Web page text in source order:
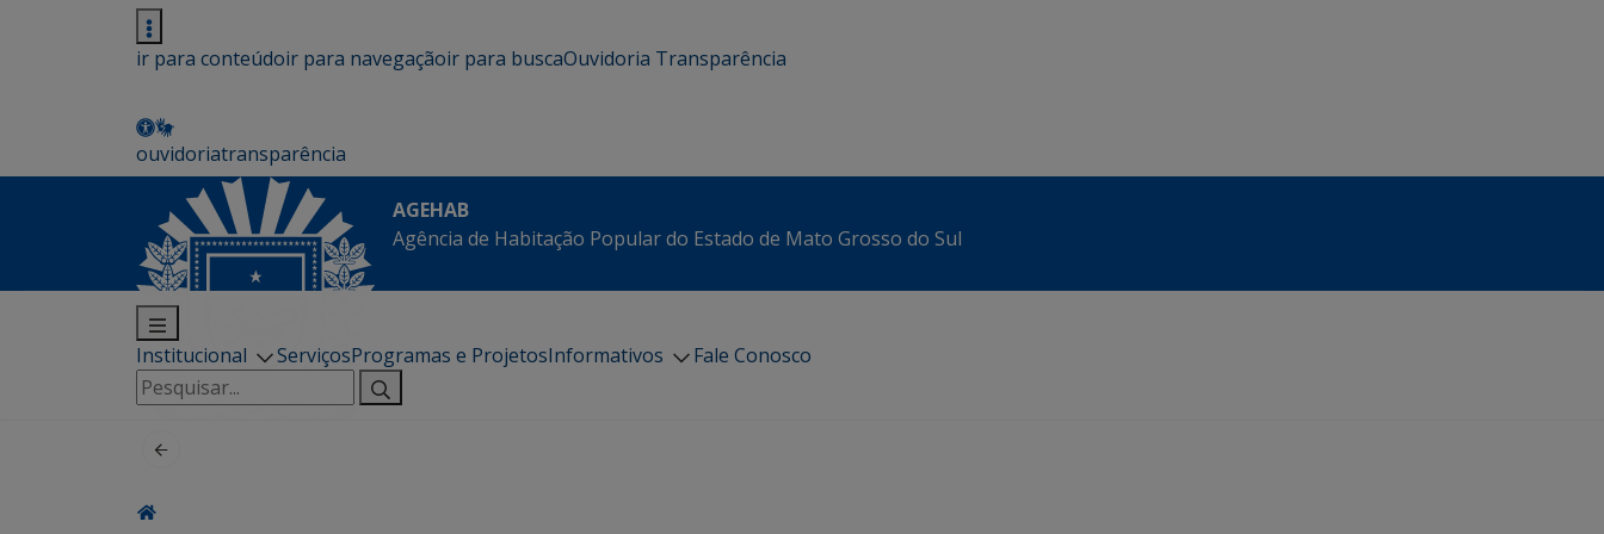
ir para conteúdoir para navegaçãoir para buscaOuvidoria Transparência
ouvidoriatransparência
AGEHAB
Agência de Habitação Popular do Estado de Mato Grosso do Sul
Institucional ServiçosProgramas e ProjetosInformativos
Fale Conosco
Pesquisar
por: